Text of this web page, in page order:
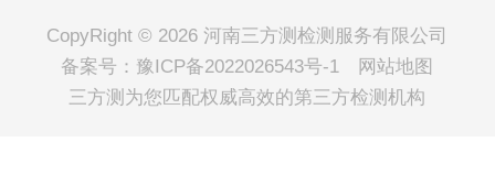
CopyRight © 2026 河南三方测检测服务有限公司
备案号： 豫ICP备2022026543号-1
网站地图
三方测 为您匹配权威高效的第三方检测机构